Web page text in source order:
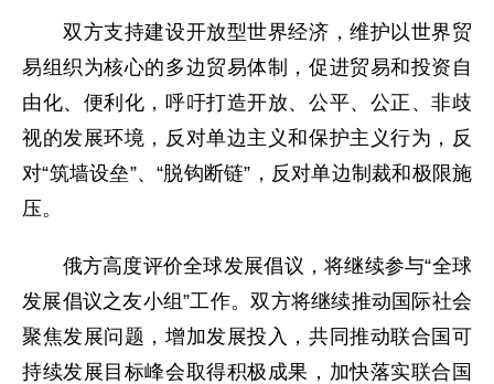
双方支持建设开放型世界经济，维护以世界贸
易组织为核心的多边贸易体制，促进贸易和投资自
由化、便利化，呼吁打造开放、公平、公正、非歧
视的发展环境，反对单边主义和保护主义行为，反
对“筑墙设垒”、“脱钩断链”，反对单边制裁和极限施
压。
俄方高度评价全球发展倡议，将继续参与“全球
发展倡议之友小组”工作。双方将继续推动国际社会
聚焦发展问题，增加发展投入，共同推动联合国可
持续发展目标峰会取得积极成果，加快落实联合国